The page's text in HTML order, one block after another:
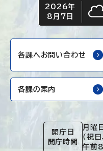
今日の日付
2026年
8月7日
今
く
各課へお問い合わせ
各課の案内
開庁日
開庁時間
月曜
（祝
午前